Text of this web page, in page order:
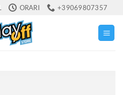
ORARI +39069807357